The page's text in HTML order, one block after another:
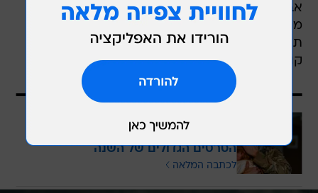
אבל זו הפעם הראשונה בה שחקן שמוצאו הודי
מגלם את התפקיד הראשי. פאטל כבר קבע השנה
תקדים דומה ב"ההיסטוריה האישית של דיוויד
קופרפילד", וכאן עושה זאת שוב.
הסרטים הגדולים של השנה
לכתבה המלאה